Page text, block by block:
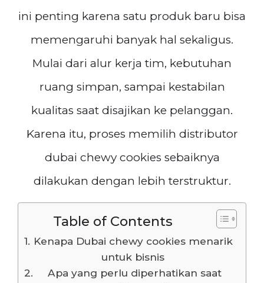
ini penting karena satu produk baru bisa
memengaruhi banyak hal sekaligus.
Mulai dari alur kerja tim, kebutuhan
ruang simpan, sampai kestabilan
kualitas saat disajikan ke pelanggan.
Karena itu, proses memilih distributor
dubai chewy cookies sebaiknya
dilakukan dengan lebih terstruktur.
Table of Contents
Kenapa Dubai chewy cookies menarik
untuk bisnis
Apa yang perlu diperhatikan saat